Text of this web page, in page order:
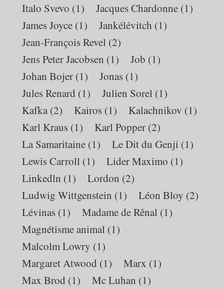
Italo Svevo (1) Jacques Chardonne (1)
James Joyce (1) Jankélévitch (1)
Jean-François Revel (2)
Jens Peter Jacobsen (1) Job (1)
Johan Bojer (1) Jonas (1)
Jules Renard (1) Julien Sorel (1)
Kafka (2) Kairos (1) Kalachnikov (1)
Karl Kraus (1) Karl Popper (2)
La Samaritaine (1) Le Dit du Genji (1)
Lewis Carroll (1) Lider Maximo (1)
Linkedln (1) Lordon (2)
Ludwig Wittgenstein (1) Léon Bloy (2)
Lévinas (1) Madame de Rênal (1)
Magnétisme animal (1)
Malcolm Lowry (1)
Margaret Atwood (1) Marx (1)
Max Brod (1) Mc Luhan (1)